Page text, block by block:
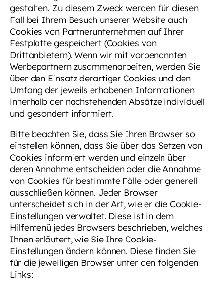
gestalten. Zu diesem Zweck werden für diesen
Fall bei Ihrem Besuch unserer Website auch
Cookies von Partnerunternehmen auf Ihrer
Festplatte gespeichert (Cookies von
Drittanbietern). Wenn wir mit vorbenannten
Werbepartnern zusammenarbeiten, werden Sie
über den Einsatz derartiger Cookies und den
Umfang der jeweils erhobenen Informationen
innerhalb der nachstehenden Absätze individuell
und gesondert informiert.
Bitte beachten Sie, dass Sie Ihren Browser so
einstellen können, dass Sie über das Setzen von
Cookies informiert werden und einzeln über
deren Annahme entscheiden oder die Annahme
von Cookies für bestimmte Fälle oder generell
ausschließen können. Jeder Browser
unterscheidet sich in der Art, wie er die Cookie-
Einstellungen verwaltet. Diese ist in dem
Hilfemenü jedes Browsers beschrieben, welches
Ihnen erläutert, wie Sie Ihre Cookie-
Einstellungen ändern können. Diese finden Sie
für die jeweiligen Browser unter den folgenden
Links: